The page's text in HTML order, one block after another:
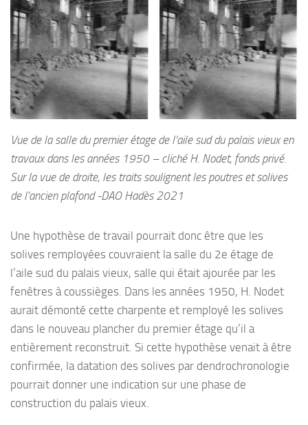
Vue de la salle du premier étage de l’aile sud du palais vieux en
travaux dans les années 1950 – cliché H. Nodet, fonds privé.
Sur la vue de droite, les traits soulignent les poutres et solives
de l’ancien plafond -DAO Hadès 2021
Une hypothèse de travail pourrait donc être que les
solives remployées couvraient la salle du 2e étage de
l’aile sud du palais vieux, salle qui était ajourée par les
fenêtres à coussièges. Dans les années 1950, H. Nodet
aurait démonté cette charpente et remployé les solives
dans le nouveau plancher du premier étage qu’il a
entièrement reconstruit. Si cette hypothèse venait à être
confirmée, la datation des solives par dendrochronologie
pourrait donner une indication sur une phase de
construction du palais vieux.